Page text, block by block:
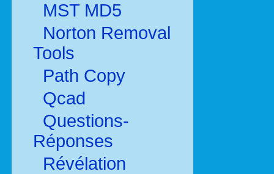
MST MD5
Norton Removal
Tools
Path Copy
Qcad
Questions-
Réponses
Révélation